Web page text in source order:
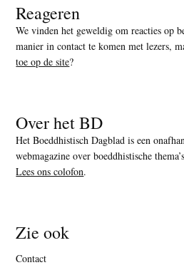
Reageren
We vinden het geweldig om reacties op
manier in contact te komen met lezers,
toe op de site?
Over het BD
Het Boeddhistisch Dagblad is een
webmagazine over boeddhistische
Lees ons colofon.
Zie ook
Contact